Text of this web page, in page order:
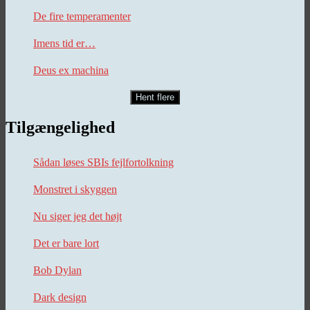
De fire temperamenter
Imens tid er…
Deus ex machina
Hent flere
Tilgængelighed
Sådan løses SBIs fejlfortolkning
Monstret i skyggen
Nu siger jeg det højt
Det er bare lort
Bob Dylan
Dark design